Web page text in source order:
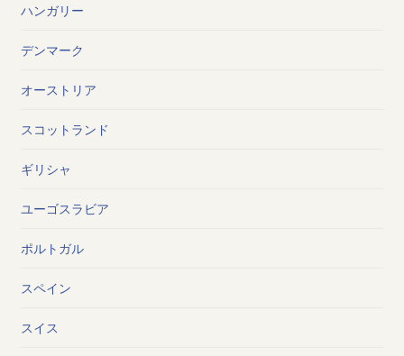
ハンガリー
デンマーク
オーストリア
スコットランド
ギリシャ
ユーゴスラビア
ポルトガル
スペイン
スイス